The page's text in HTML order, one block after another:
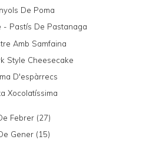
De Poma
- Pastís De Pastanaga
Amb Samfaina
Style Cheesecake
D'espàrrecs
Xocolatíssima
Febrer (27)
Gener (15)